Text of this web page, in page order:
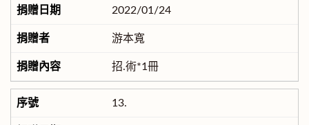
2022/01/24
游本寬
招.術*1冊
13.